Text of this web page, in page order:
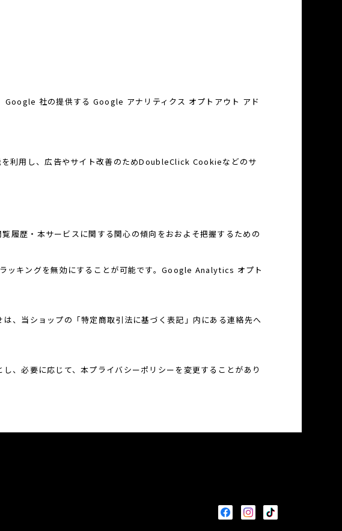
社の提供する Google アナリティクス オプトアウト アド
利用し、広告やサイト改善のためDoubleClick Cookieなどのサ
歴・本サービスに関する関心の傾向をおおよそ把握するための
ッキングを無効にすることが可能です。Google Analytics オプト
、当ショップの「特定商取引法に基づく表記」内にある連絡先へ
、必要に応じて、本プライバシーポリシーを変更することがあり